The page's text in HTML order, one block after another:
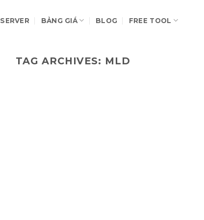
SERVER BẢNG GIÁ BLOG FREE TOOL
TAG ARCHIVES: MLD